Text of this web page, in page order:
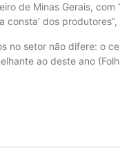
de Minas Gerais,
consta’ dos
no setor não difere: o
ao deste ano